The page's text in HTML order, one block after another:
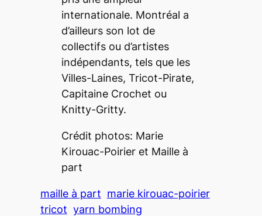
internationale. Montréal a
d’ailleurs son lot de
collectifs ou d’artistes
indépendants, tels que les
Villes-Laines, Tricot-Pirate,
Capitaine Crochet ou
Knitty-Gritty.
Crédit photos: Marie
Kirouac-Poirier et Maille à
part
maille à part marie kirouac-poirier
tricot yarn bombing